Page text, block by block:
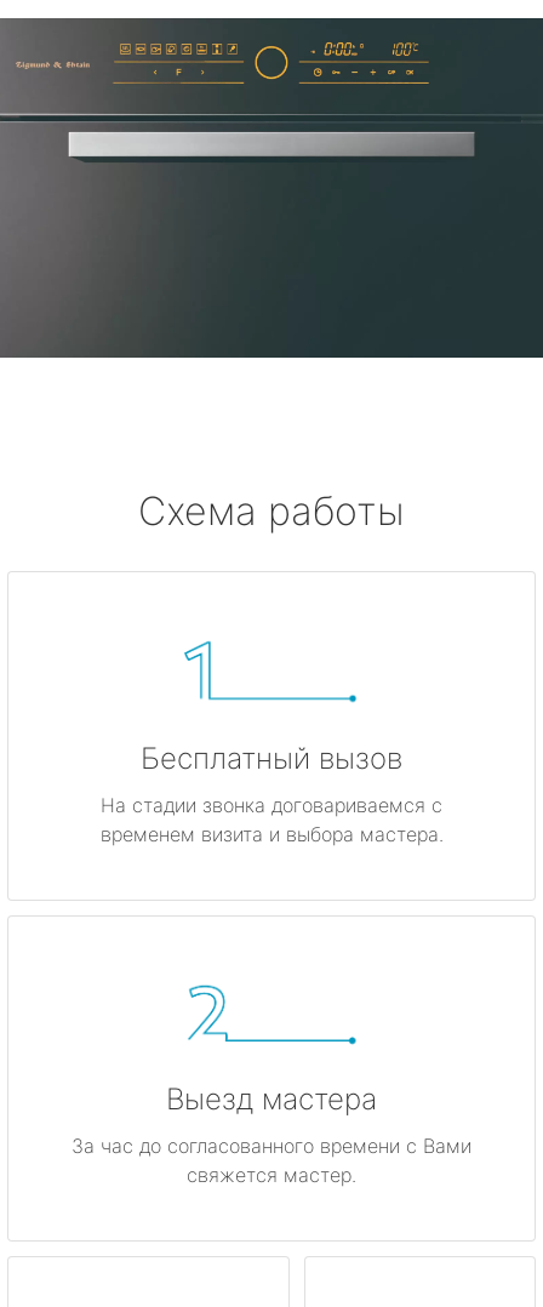
Схема работы
Бесплатный вызов
На стадии звонка договариваемся с
временем визита и выбора мастера.
Выезд мастера
За час до согласованного времени с Вами
свяжется мастер.